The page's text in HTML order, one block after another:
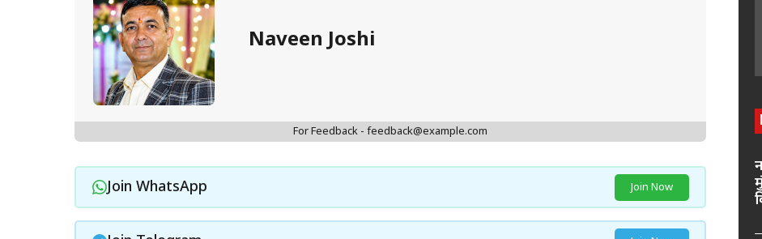
Naveen Joshi
For Feedback - feedback@example.com
Join WhatsApp Join Now